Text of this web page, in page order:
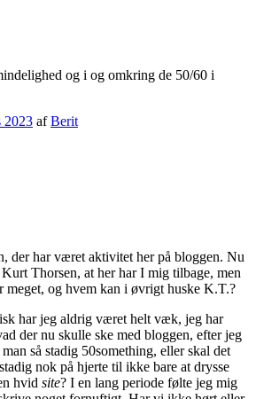
og i og omkring de 50/60 i
2023 afBerit
der har været aktivitet her på bloggen. Nu
Thorsen, at her har I mig tilbage, men
og hvem kan i øvrigt huske K.T.?
har jeg aldrig været helt væk, jeg har
der nu skulle ske med bloggen, efter jeg
så stadig 50something, eller skal det
nok på hjerte til ikke bare at drysse
hvid site? I en lang periode følte jeg mig